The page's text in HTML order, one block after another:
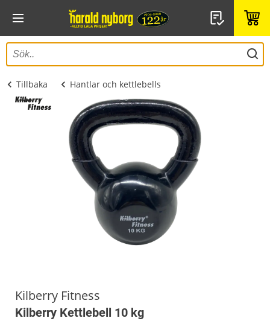
Tillbaka Hantlar och kettlebells
Kilberry Fitness
Kilberry Kettlebell 10 kg